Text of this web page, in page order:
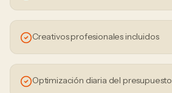
Creativos profesionales incluidos
Optimización diaria del presupuesto